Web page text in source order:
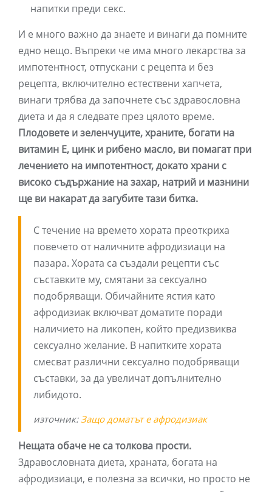
напитки преди секс.
И е много важно да знаете и винаги да помните
едно нещо. Въпреки че има много лекарства за
импотентност, отпускани с рецепта и без
рецепта, включително естествени хапчета,
винаги трябва да започнете със здравословна
диета и да я следвате през цялото време.
Плодовете и зеленчуците, храните, богати на
витамин Е, цинк и рибено масло, ви помагат при
лечението на импотентност, докато храни с
високо съдържание на захар, натрий и мазнини
ще ви накарат да загубите тази битка.
С течение на времето хората преоткриха
повечето от наличните афродизиаци на
пазара. Хората са създали рецепти със
съставките му, смятани за сексуално
подобряващи. Обичайните ястия като
афродизиак включват доматите поради
наличието на ликопен, който предизвиква
сексуално желание. В напитките хората
смесват различни сексуално подобряващи
съставки, за да увеличат допълнително
либидото.
източник:Защо доматът е афродизиак
Нещата обаче не са толкова прости.
Здравословната диета, храната, богата на
афродизиаци, е полезна за всички, но просто не